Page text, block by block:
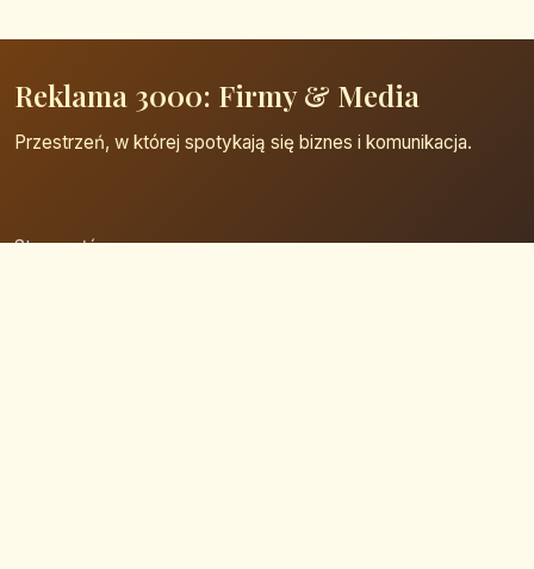
Reklama 3000: Firmy & Media
Przestrzeń, w której spotykają się biznes i komunikacja.
Strona główna